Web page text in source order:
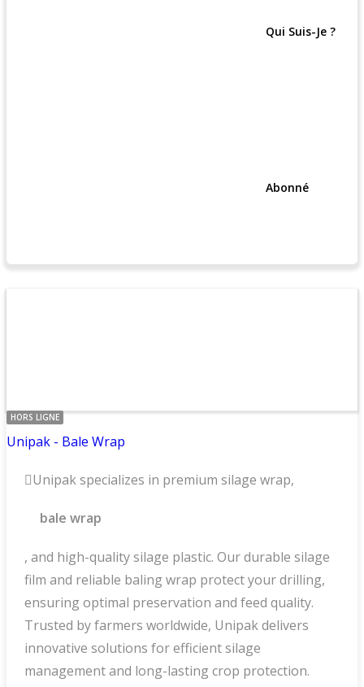
Qui Suis-Je ?
Abonné
HORS LIGNE
Unipak - Bale Wrap
Unipak specializes in premium silage wrap,
bale wrap
, and high-quality silage plastic. Our durable silage
film and reliable baling wrap protect your drilling,
ensuring optimal preservation and feed quality.
Trusted by farmers worldwide, Unipak delivers
innovative solutions for efficient silage
management and long-lasting crop protection.